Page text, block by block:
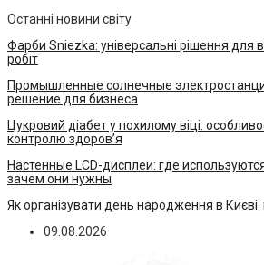
Останні новини світу
Фарби Sniezka: універсальні рішення для
робіт
Промышленные солнечные
решение для бизнеса
Цукровий діабет у похилому віці:
контролю здоров’я
Настенные LCD-дисплеи: где
зачем они нужны
Як організувати день народження в Києві:
09.08.2026